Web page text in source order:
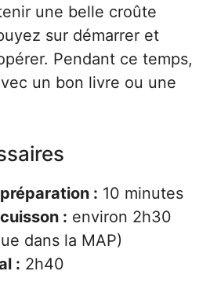
une belle croûte
sur démarrer et
Pendant ce temps,
un bon livre ou une
: 10 minutes
: environ 2h30
dans la MAP)
: 2h40